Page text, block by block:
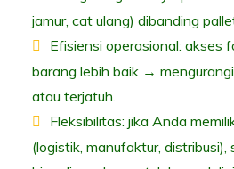
jamur, cat ulang) dibanding
Efisiensi operasional: akses
barang lebih baik →
atau terjatuh.
Fleksibilitas: jika Anda
(logistik, manufaktur,